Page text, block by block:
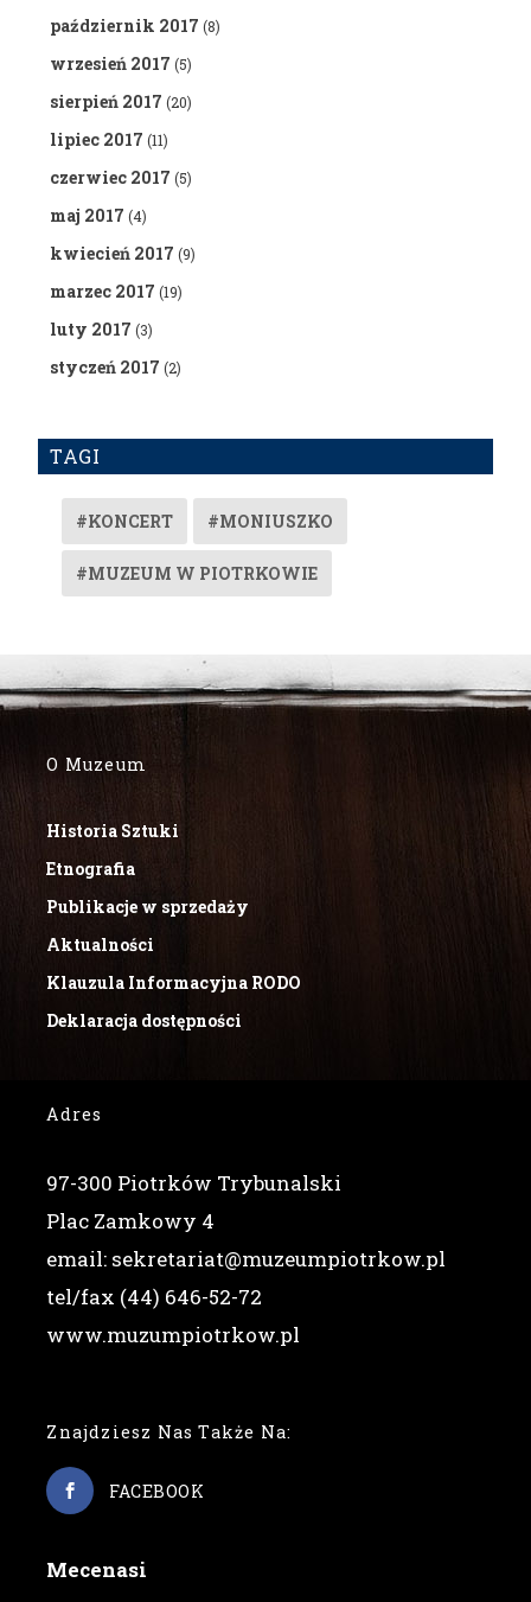
październik 2017 (8)
wrzesień 2017 (5)
sierpień 2017 (20)
lipiec 2017 (11)
czerwiec 2017 (5)
maj 2017 (4)
kwiecień 2017 (9)
marzec 2017 (19)
luty 2017 (3)
styczeń 2017 (2)
TAGI
#KONCERT #MONIUSZKO
#MUZEUM W PIOTRKOWIE
O Muzeum
Historia Sztuki
Etnografia
Publikacje w sprzedaży
Aktualności
Klauzula Informacyjna RODO
Deklaracja dostępności
Adres
97-300 Piotrków Trybunalski
Plac Zamkowy 4
email: sekretariat@muzeumpiotrkow.pl
tel/fax (44) 646-52-72
www.muzumpiotrkow.pl
Znajdziesz Nas Także Na:
FACEBOOK
Mecenasi